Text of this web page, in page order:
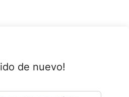
de nuevo!